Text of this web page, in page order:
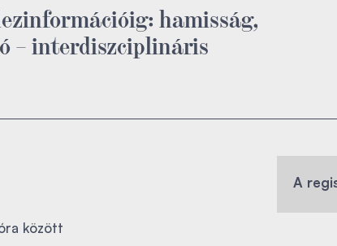
hamisság,
– interdiszciplináris
A
között